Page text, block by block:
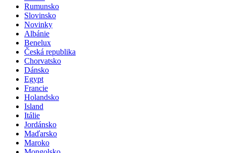
Rumunsko
Slovinsko
Novinky
Albánie
Benelux
Česká republika
Chorvatsko
Dánsko
Egypt
Francie
Holandsko
Island
Itálie
Jordánsko
Maďarsko
Maroko